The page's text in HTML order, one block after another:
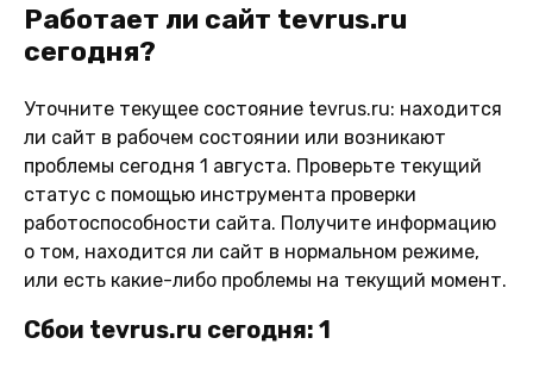
Работает ли сайт tevrus.ru
сегодня?
Уточните текущее состояние tevrus.ru: находится
ли сайт в рабочем состоянии или возникают
проблемы сегодня 1 августа. Проверьте текущий
статус с помощью инструмента проверки
работоспособности сайта. Получите информацию
о том, находится ли сайт в нормальном режиме,
или есть какие-либо проблемы на текущий момент.
Сбои tevrus.ru сегодня: 1